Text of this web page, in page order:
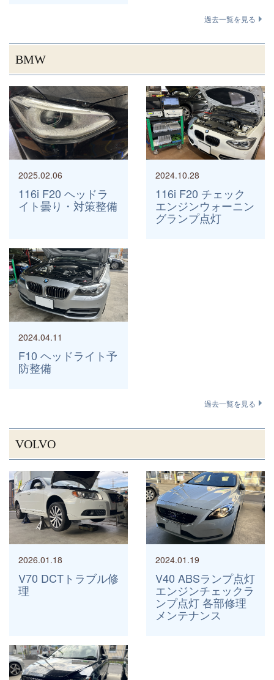
過去一覧を見る
BMW
116i F20 ヘッドラ
イト曇り・対策整備
2025.02.06
116i F20 チェック
エンジンウォーニン
グランプ点灯
2024.10.28
F10 ヘッドライト予
防整備
2024.04.11
過去一覧を見る
VOLVO
V70 DCTトラブル修
理
2026.01.18
V40 ABSランプ点灯
エンジンチェックラ
ンプ点灯 各部修理
メンテナンス
2024.01.19